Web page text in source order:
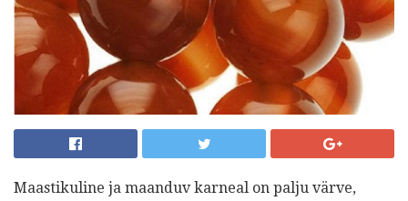
Maastikuline ja maanduv karneal on palju värve,